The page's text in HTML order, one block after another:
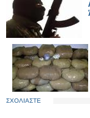
ΣΧΟΛΙΑΣΤΕ